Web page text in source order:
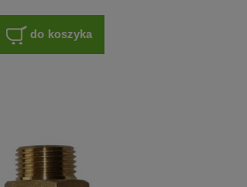
do koszyka